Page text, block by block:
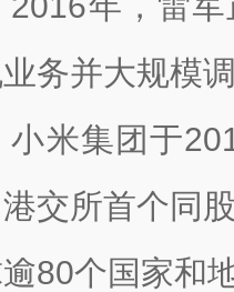
务并大规模
小米集团于
港交所首个同
80个国家和